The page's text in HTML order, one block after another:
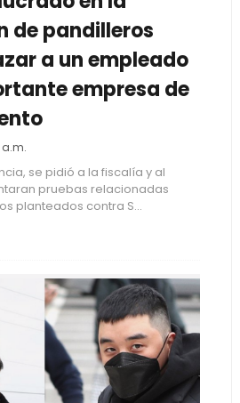
de pandilleros
a un empleado
empresa de
a.m.
se pidió a la fiscalía y al
pruebas relacionadas
planteados contra S...